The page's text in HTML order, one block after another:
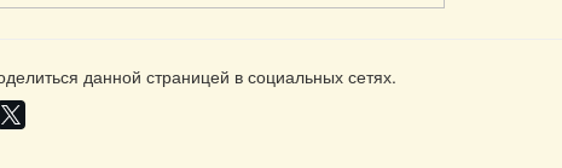
данной страницей в социальных сетях.